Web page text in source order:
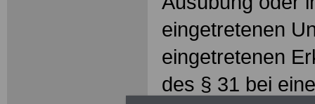
eingetretenen
eingetretenen
des § 31 bei